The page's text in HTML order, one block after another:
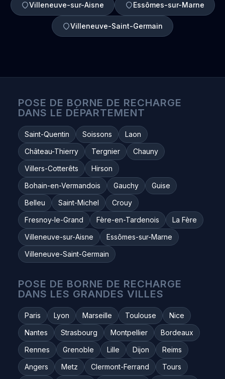
Villeneuve-sur-Aisne Essômes-sur-Marne
Villeneuve-Saint-Germain
POSE DE BORNE DE RECHARGE
DANS LE DÉPARTEMENT
Saint-Quentin Soissons
Laon
Château-Thierry
Tergnier
Chauny
Villers-Cotterêts
Hirson
Bohain-en-Vermandois
Gauchy
Guise
Belleu
Saint-Michel
Crouy
Fresnoy-le-Grand
Fère-en-Tardenois
La Fère
Villeneuve-sur-Aisne
Essômes-sur-Marne
Villeneuve-Saint-Germain
POSE DE BORNE DE RECHARGE
DANS LES GRANDES VILLES
Paris Lyon Marseille Toulouse
Nice
Nantes
Strasbourg Montpellier
Bordeaux
Rennes
Grenoble Lille Dijon
Reims
Angers
Metz Clermont-Ferrand
Tours